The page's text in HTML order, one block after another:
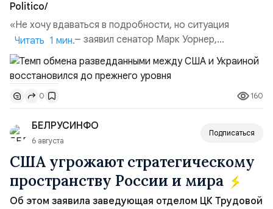
Politico/
«Не хочу вдаваться в подробности, но ситуация
улучшилась», — заявил сенатор Марк Уорнер,
высокопоставленный член комитета по разведке,
добавив, что использование Украиной беспилотников и
ракет большой дальности позволило ей наносить
удары вглубь российской территории и укрепило её
позиции.Сотрудничество со стороны США стало
ключом к позитивному пов...
Читать 1 мин.
0 160
БЕЛРУСИНФО
6 августа
Подписаться
США угрожают стратегическому
пространству России и мира
Об этом заявила заведующая отделом ЦК Трудовой